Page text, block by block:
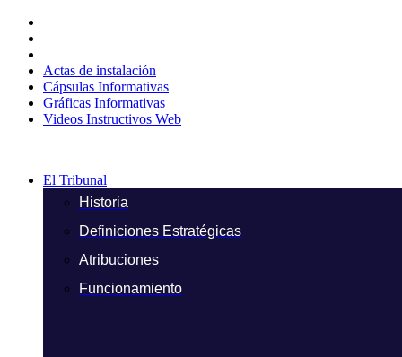
contenido
Actas de instalación
Cápsulas Informativas
Gráficas Informativas
Videos Instructivos Web
El Tribunal
Historia
Definiciones Estratégicas
Atribuciones
Funcionamiento